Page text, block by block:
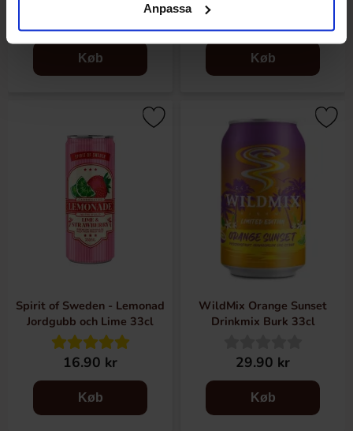
Anpassa
Køb Køb
Spirit of Sweden - Lemonad
Jordgubb och Lime 33cl
16.90 kr
Køb
WildMix Orange Sunset
Drinkmix Burk 33cl
29.90 kr
Køb